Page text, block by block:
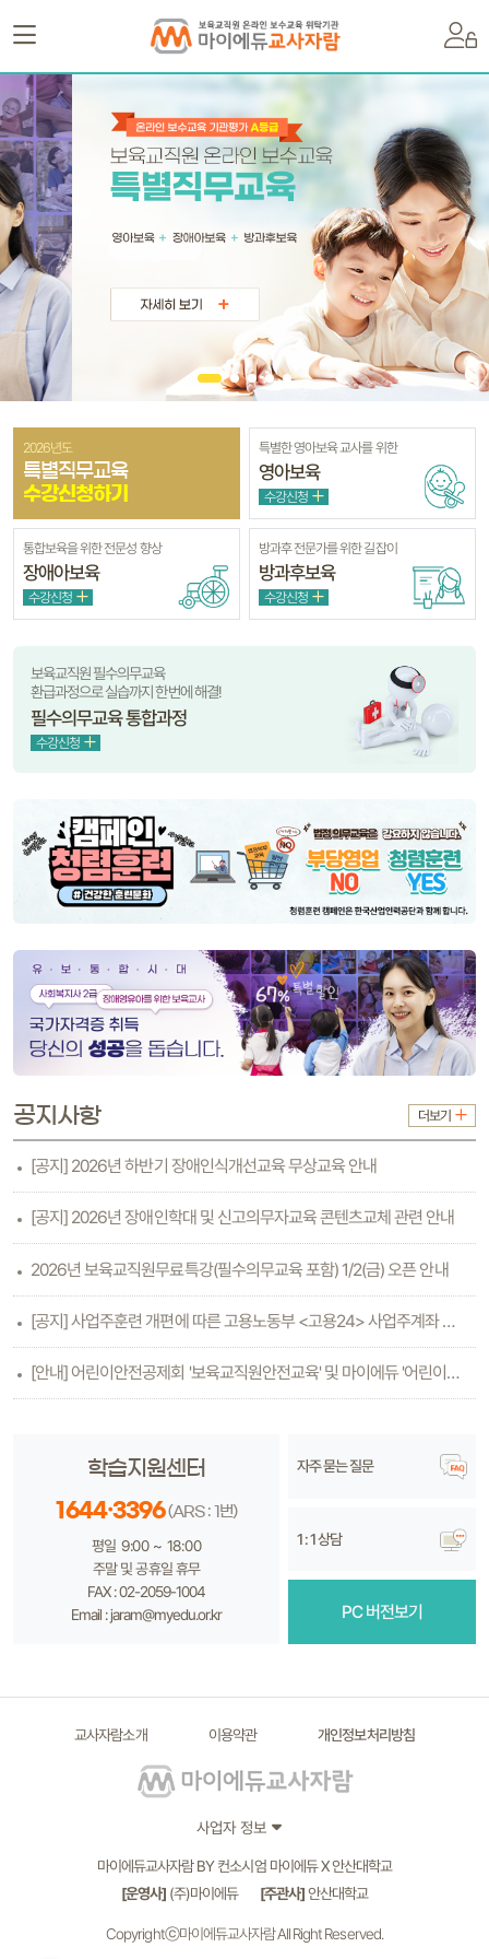
2026년도
특별직무교육
수강신청하기
특별한 영아보육 교사를 위한
영아보육
수강신청
통합보육을 위한 전문성 향상
장애아보육
수강신청
방과후 전문가를 위한 길잡이
방과후보육
수강신청
보육교직원 필수의무교육
환급과정으로 실습까지 한번에 해결!
필수의무교육 통합과정
수강신청
공지사항 더보기
[공지] 2026년 하반기 장애인식개선교육 무상교육 안내
[공지] 2026년 장애인학대 및 신고의무자교육 콘텐츠교체 관련 안내
2026년 보육교직원무료특강(필수의무교육 포함) 1/2(금) 오픈 안내
[공지] 사업주훈련 개편에 따른 고용노동부 <고용24> 사업주계좌 등록방법 안내(6.26수..
[안내] 어린이안전공제회 '보육교직원안전교육' 및 마이에듀 '어린이안전교육'
학습지원센터
1644·3396 (ARS : 1번)
평일 9:00 ~ 18:00
주말 및 공휴일 휴무
FAX : 02-2059-1004
Email : jaram@myedu.or.kr
자주 묻는 질문
1 : 1 상담
PC 버전보기
교사자람소개 이용약관 개인정보처리방침
사업자 정보
마이에듀교사자람 BY 컨소시엄 마이에듀 X 안산대학교
[운영사] (주)마이에듀 [주관사]안산대학교
Copyrightⓒ마이에듀교사자람 All Right Reserved.